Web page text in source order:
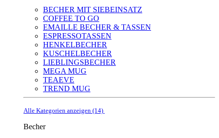
BECHER MIT SIEBEINSATZ
COFFEE TO GO
EMAILLE BECHER & TASSEN
ESPRESSOTASSEN
HENKELBECHER
KUSCHELBECHER
LIEBLINGSBECHER
MEGA MUG
TEAEVE
TREND MUG
Alle Kategorien anzeigen (14)
Becher